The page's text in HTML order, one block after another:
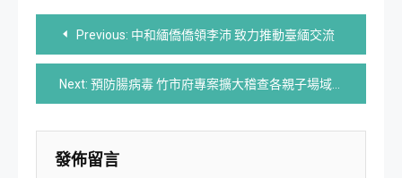
文
章
導
覽
Previous: 中和緬僑僑領李沛 致力推動臺緬交流
Next: 預防腸病毒 竹市府專案擴大稽查各親子場域
發佈留言